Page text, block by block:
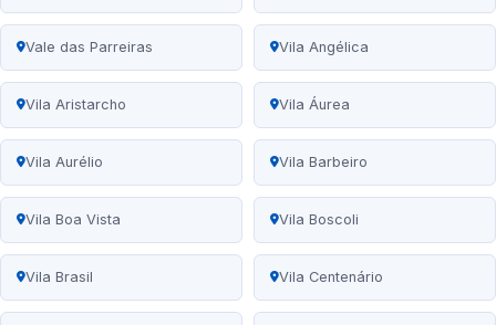
Vale das Parreiras Vila Angélica
Vila Aristarcho Vila Áurea
Vila Aurélio Vila Barbeiro
Vila Boa Vista Vila Boscoli
Vila Brasil Vila Centenário